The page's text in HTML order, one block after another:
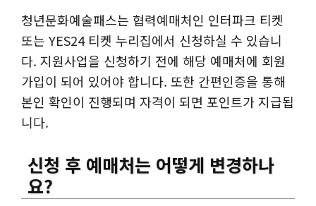
청년문화예술패스는 협력예매처인 인터파크 티켓
또는 YES24 티켓 누리집에서 신청하실 수 있습니
다. 지원사업을 신청하기 전에 해당 예매처에 회원
가입이 되어 있어야 합니다. 또한 간편인증을 통해
본인 확인이 진행되며 자격이 되면 포인트가 지급됩
니다.
신청 후 예매처는 어떻게 변경하나
요?